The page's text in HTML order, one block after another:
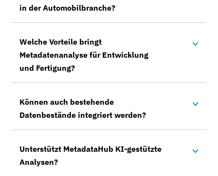
in der Automobilbranche?
Welche Vorteile bringt
Metadatenanalyse für Entwicklung
und Fertigung?
Können auch bestehende
Datenbestände integriert werden?
Unterstützt MetadataHub KI-gestützte
Analysen?